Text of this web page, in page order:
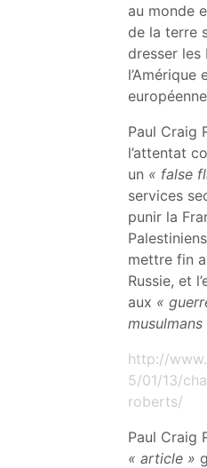
au monde
de la terre
dresser les
l’Amérique
Paul Craig
l’attentat
un « false
services
punir la
mettre fin
Russie, et
aux «
musulmans
http://
5/01/13/
roberts/
Paul Craig
« article »